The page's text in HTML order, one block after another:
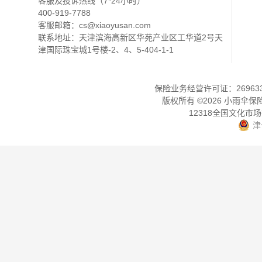
400-919-7788
客服邮箱： cs@xiaoyusan.com
联系地址：天津滨海高新区华苑产业区工华道2号天
津国际珠宝城1号楼-2、4、5-404-1-1
保险业务经营许可证：
版权所有 ©2026 小雨伞保
12318全国文化市